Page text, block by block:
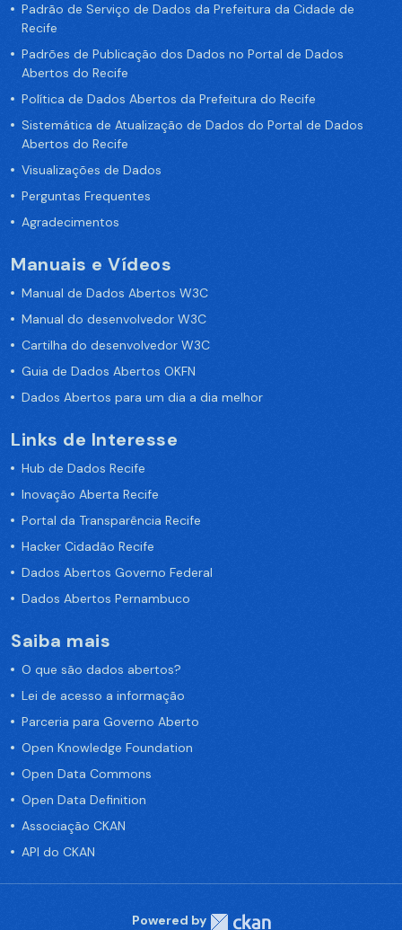
Padrão de Serviço de Dados da Prefeitura da Cidade de
Recife
Padrões de Publicação dos Dados no Portal de Dados
Abertos do Recife
Política de Dados Abertos da Prefeitura do Recife
Sistemática de Atualização de Dados do Portal de Dados
Abertos do Recife
Visualizações de Dados
Perguntas Frequentes
Agradecimentos
Manuais e Vídeos
Manual de Dados Abertos W3C
Manual do desenvolvedor W3C
Cartilha do desenvolvedor W3C
Guia de Dados Abertos OKFN
Dados Abertos para um dia a dia melhor
Links de Interesse
Hub de Dados Recife
Inovação Aberta Recife
Portal da Transparência Recife
Hacker Cidadão Recife
Dados Abertos Governo Federal
Dados Abertos Pernambuco
Saiba mais
O que são dados abertos?
Lei de acesso a informação
Parceria para Governo Aberto
Open Knowledge Foundation
Open Data Commons
Open Data Definition
Associação CKAN
API do CKAN
Powered by